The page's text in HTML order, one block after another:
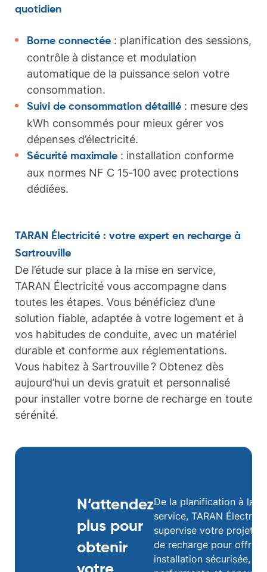
quotidien
Borne connectée : planification des sessions,
contrôle à distance et modulation
automatique de la puissance selon votre
consommation.
Suivi de consommation détaillé : mesure des
kWh consommés pour mieux gérer vos
dépenses d’électricité.
Sécurité maximale : installation conforme
aux normes NF C 15‑100 avec protections
dédiées.
TARAN Électricité : votre expert en recharge à
Sartrouville
De l’étude sur place à la mise en service,
TARAN Électricité vous accompagne dans
toutes les étapes. Vous bénéficiez d’une
solution fiable, adaptée à votre logement et à
vos habitudes de conduite, avec un matériel
durable et conforme aux réglementations.
Vous habitez à Sartrouville ? Obtenez dès
aujourd’hui un devis gratuit et personnalisé
pour installer votre borne de recharge en toute
sérénité.
N’attendez
plus pour
obtenir
De la planification à la
service, TARAN
supervise votre projet
de recharge pour offrir
installation sécurisée,